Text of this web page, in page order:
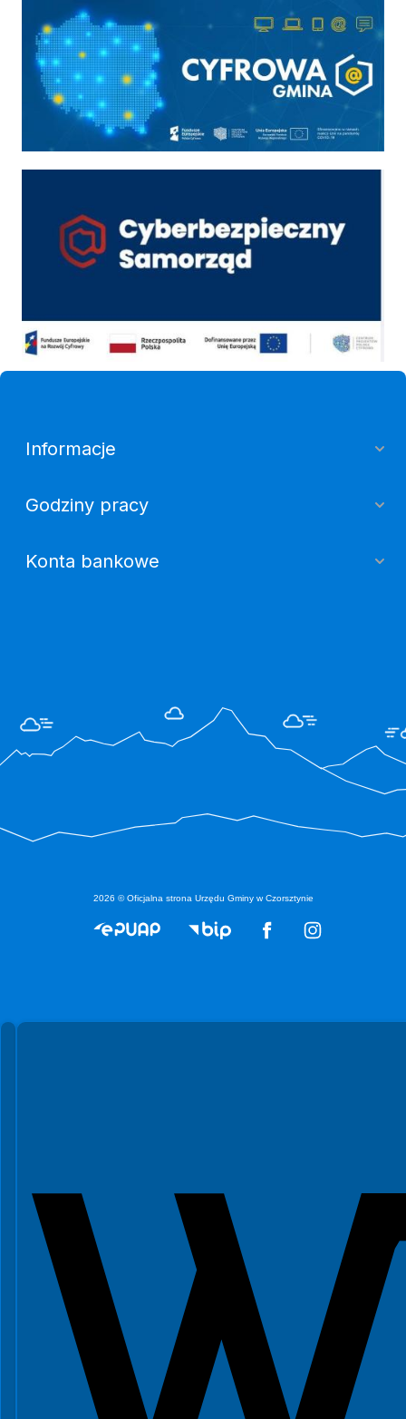
Cyfrowa gmina
Informacje
Godziny pracy
Konta bankowe
2026 © Oficjalna strona Urzędu Gminy w Czorsztynie
Spełniamy standardy WCAG 2.2
Spełniamy standardy W3C